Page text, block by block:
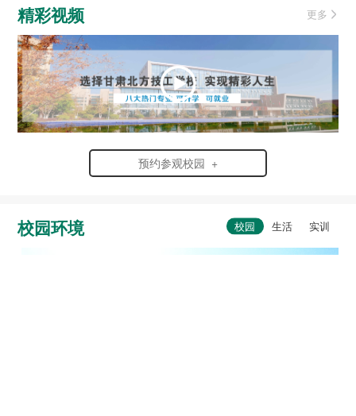
精彩视频 更多
预约参观校园 +
校园环境